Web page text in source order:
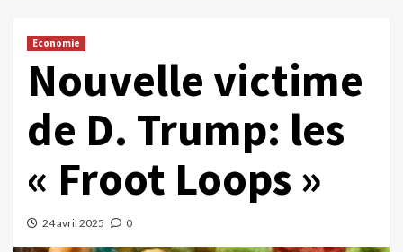
Economie
Nouvelle victime
de D. Trump: les
« Froot Loops »
24 avril 2025 0